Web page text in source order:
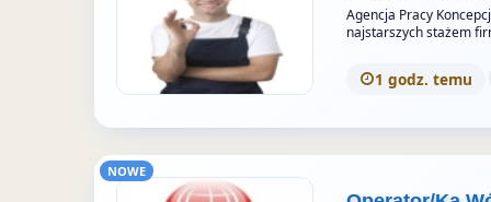
Agencja Pracy
najstarszych stażem
1 godz. temu
NOWE